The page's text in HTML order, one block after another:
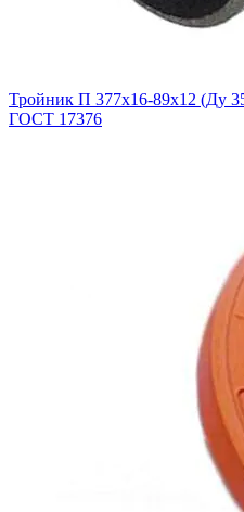
Тройник П 377х16-89х12 (Ду
ГОСТ 17376